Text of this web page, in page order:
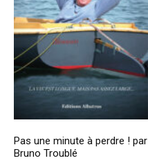
Pas une minute à perdre ! par
Bruno Troublé